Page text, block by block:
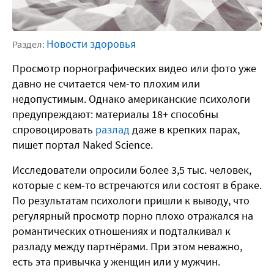
Раздел: Новости здоровья
Просмотр порнографических видео или фото уже
давно не считается чем-то плохим или
недопустимым. Однако американские психологи
предупреждают: материалы 18+ способны
спровоцировать разладдаже в крепких парах,
пишет портал Naked Science.
Исследователи опросили более 3,5 тыс. человек,
которые с кем-то встречаются или состоят в браке.
По результатам психологи пришли к выводу, что
регулярный просмотр порно плохо отражался на
романтических отношениях и подталкивал к
разладу между партнёрами. При этом неважно,
есть эта привычка у женщин или у мужчин.